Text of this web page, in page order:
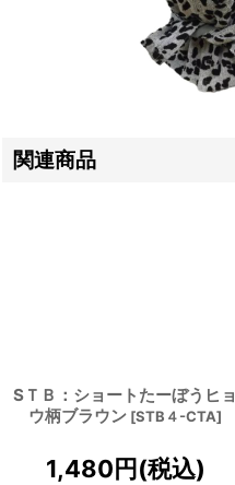
関連商品
SＴＢ：ショートたーぼうヒョ
ウ柄ブラウン [STB４-CTA]
1,480円(税込)